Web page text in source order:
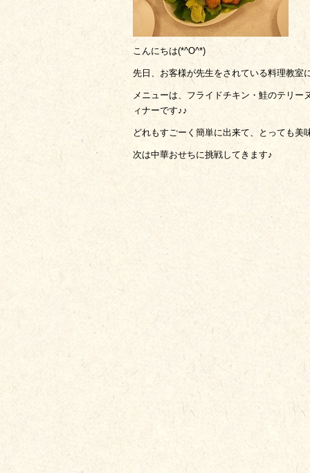
こんにちは(*^O^*)
先日、お客様が先生をされている料理教室
メニューは、フライドチキン・鮭のテリ
ィナーです♪♪
どれもすごーく簡単に出来て、とっても美
次は中華おせちに挑戦してきます♪